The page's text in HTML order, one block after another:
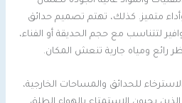
متميز. كذلك، تهتم تصميم حدائق
لتتناسب مع حجم الحديقة أو الفناء،
رائع ومياه جارية تنعش المكان.
للحدائق والمساحات الخارجية،